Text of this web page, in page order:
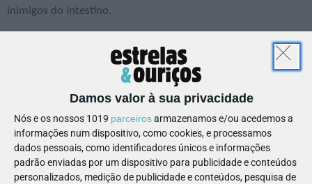
Damos valor à sua privacidade
Nós e os nossos 1019 parceirosarmazenamos e/ou acedemos a
informações num dispositivo, como cookies, e processamos
dados pessoais, como identificadores únicos e informações
padrão enviadas por um dispositivo para publicidade e conteúdos
personalizados, medição de publicidade e conteúdos, pesquisa de
inimigos do intestino.
Todos os alimentos feitos com farinha branca refinada, como
biscoitos, massas ou pão, são pobres em fibras e vitaminas
que ajudam à contração do intestino, além de incharem a
Banana
Apesar de ser ótima quando consumida antes de treinos –
pois retém líquidos no corpo – não é indicada para crianças